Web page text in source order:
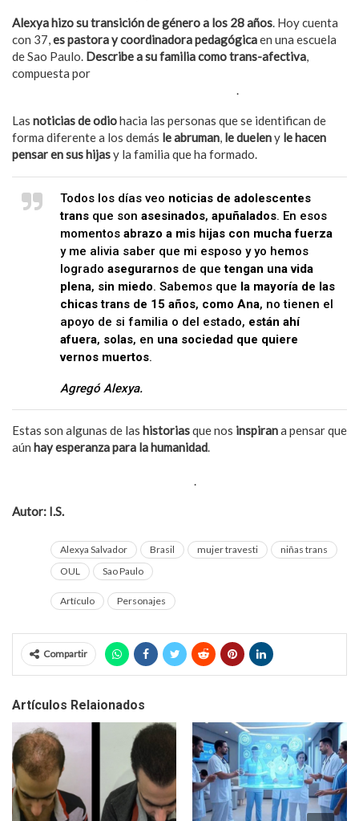
Alexya hizo su transición de género a los 28 años. Hoy cuenta
con 37,es pastora y coordinadora pedagógicaen una escuela
de Sao Paulo. Describe a su familia como trans-afectiva,
compuesta por
.
Las noticias de odiohacia las personas que se identifican de
forma diferente a los demás le abruman, le dueleny le hacen
pensar en sus hijasy la familia que ha formado.
Todos los días veo noticias de adolescentes
trans que son asesinados, apuñalados. En esos
momentos abrazo a mis hijas con mucha fuerza
y me alivia saber que mi esposo y yo hemos
logrado asegurarnos de quetengan una vida
plena, sin miedo. Sabemos que la mayoría de las
chicas trans de 15 años, como Ana, no tienen el
apoyo de si familia o del estado, están ahí
afuera, solas, en una sociedad que quiere
vernos muertos.
Agregó Alexya.
Estas son algunas de las historiasque nos inspirana pensar que
aún hay esperanza para la humanidad.
.
Autor: I.S.
Alexya Salvador Brasil mujer travesti
niñas trans
OUL
Sao Paulo
Artículo Personajes
Compartir
Artículos Relaionados